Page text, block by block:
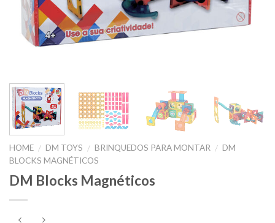
HOME / DM TOYS / BRINQUEDOS PARA MONTAR / DM
BLOCKS MAGNÉTICOS
DM Blocks Magnéticos